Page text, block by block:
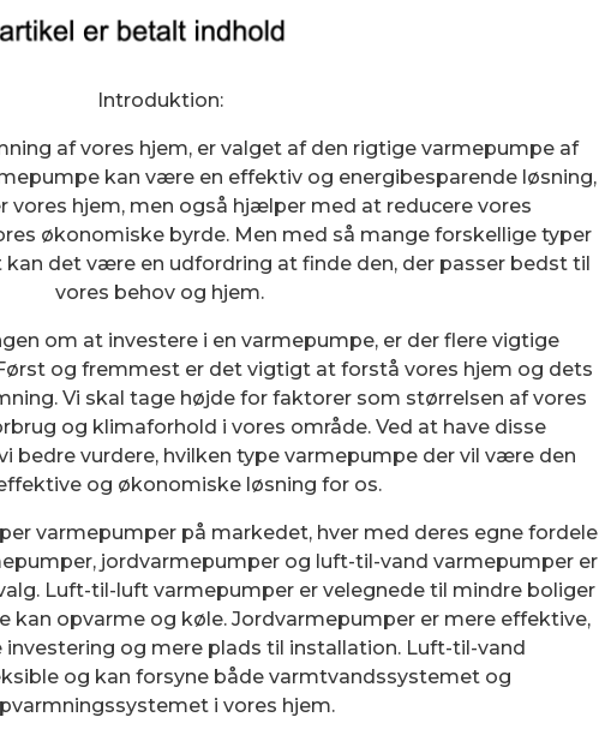
Introduktion:
af vores hjem, er valget af den rigtige varmepumpe af
kan være en effektiv og energibesparende løsning,
vores hjem, men også hjælper med at reducere vores
økonomiske byrde. Men med så mange forskellige typer
det være en udfordring at finde den, der passer bedst til
vores behov og hjem.
om at investere i en varmepumpe, er der flere vigtige
og fremmest er det vigtigt at forstå vores hjem og dets
Vi skal tage højde for faktorer som størrelsen af vores
og klimaforhold i vores område. Ved at have disse
bedre vurdere, hvilken type varmepumpe der vil være den
og økonomiske løsning for os.
varmepumper på markedet, hver med deres egne fordele
jordvarmepumper og luft-til-vand varmepumper er
Luft-til-luft varmepumper er velegnede til mindre boliger
kan opvarme og køle. Jordvarmepumper er mere effektive,
og mere plads til installation. Luft-til-vand
og kan forsyne både varmtvandssystemet og
i vores hjem.